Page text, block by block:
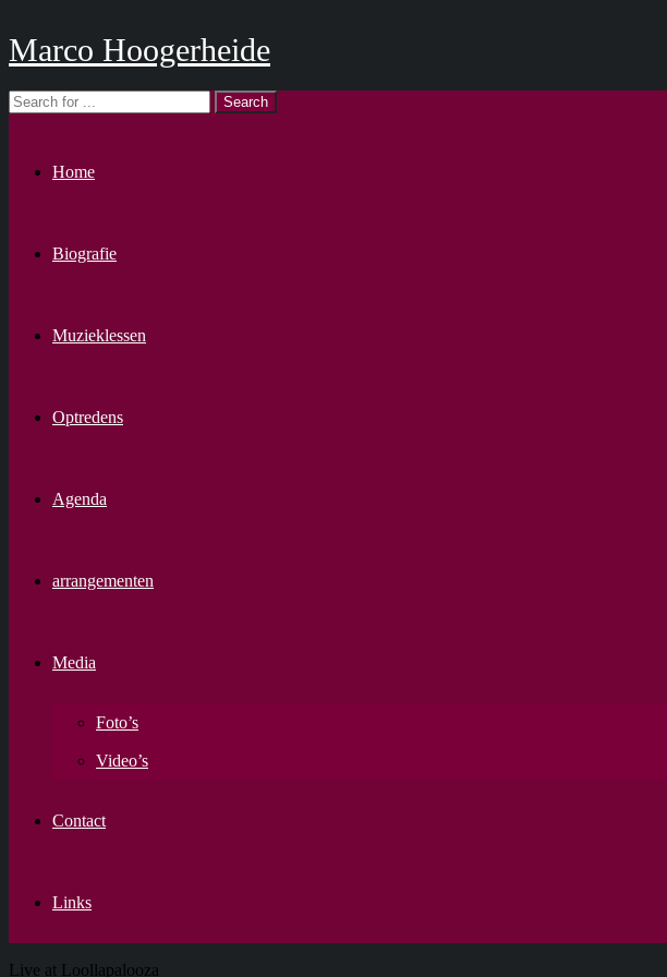
Marco Hoogerheide
Home
Biografie
Muzieklessen
Optredens
Agenda
arrangementen
Media
Foto’s
Video’s
Contact
Links
Live at Loollapalooza